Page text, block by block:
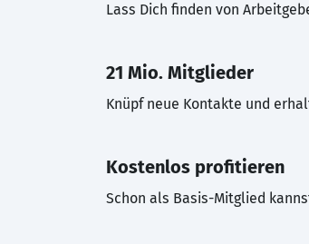
Lass Dich finden von
21 Mio. Mitglieder
Knüpf neue Kontakte und
Kostenlos profitieren
Schon als Basis-Mitglied